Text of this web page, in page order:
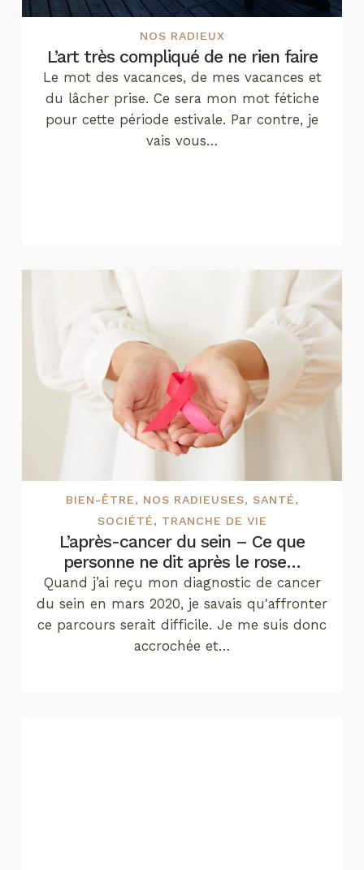
NOS RADIEUX
L’art très compliqué de ne rien faire
Le mot des vacances, de mes vacances et
du lâcher prise. Ce sera mon mot fétiche
pour cette période estivale. Par contre, je
vais vous…
BIEN-ÊTRE, NOS RADIEUSES, SANTÉ,
SOCIÉTÉ, TRANCHE DE VIE
L’après-cancer du sein – Ce que
personne ne dit après le rose…
Quand j’ai reçu mon diagnostic de cancer
du sein en mars 2020, je savais qu'affronter
ce parcours serait difficile. Je me suis donc
accrochée et…